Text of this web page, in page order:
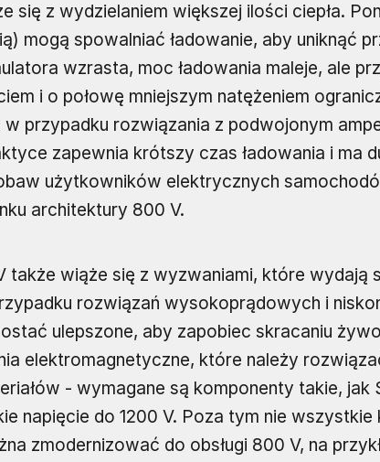
się z wydzielaniem większej ilości ciepła.
mogą spowalniać ładowanie, aby uniknąć
wzrasta, moc ładowania maleje, ale
i o połowę mniejszym natężeniem
w przypadku rozwiązania z podwojonym
zapewnia krótszy czas ładowania i ma
użytkowników elektrycznych
architektury 800 V.
także wiąże się z wyzwaniami, które wydają
rozwiązań wysokoprądowych i
ulepszone, aby zapobiec skracaniu
elektromagnetyczne, które należy
- wymagane są komponenty takie, jak
napięcie do 1200 V. Poza tym nie
zmodernizować do obsługi 800 V, na